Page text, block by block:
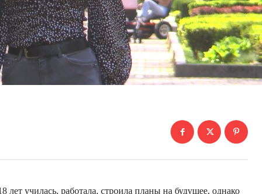
училась, работала, строила планы на будущее, однако